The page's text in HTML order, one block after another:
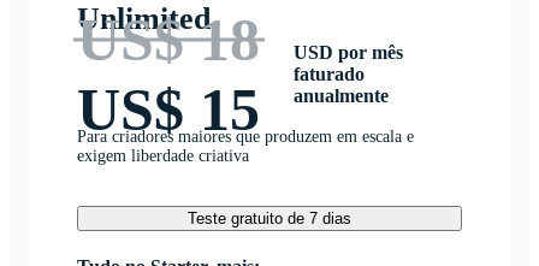
Unlimited
US$ 18
US$ 15
USD por mês
faturado
anualmente
Para criadores maiores que produzem em escala e
exigem liberdade criativa
Teste gratuito de 7 dias